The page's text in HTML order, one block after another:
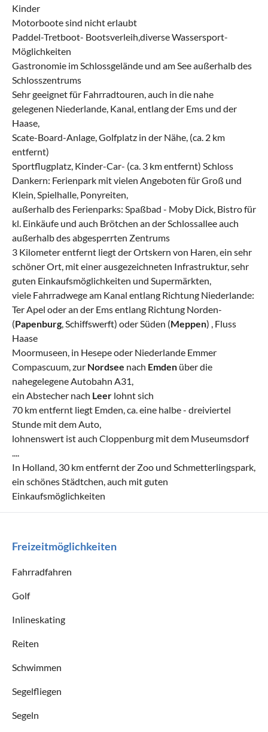
Kinder
Motorboote sind nicht erlaubt
Paddel-Tretboot- Bootsverleih,diverse Wassersport-
Möglichkeiten
Gastronomie im Schlossgelände und am See außerhalb des
Schlosszentrums
Sehr geeignet für Fahrradtouren, auch in die nahe
gelegenen Niederlande, Kanal, entlang der Ems und der
Haase,
Scate-Board-Anlage, Golfplatz in der Nähe, (ca. 2 km
entfernt)
Sportflugplatz, Kinder-Car- (ca. 3 km entfernt) Schloss
Dankern: Ferienpark mit vielen Angeboten für Groß und
Klein, Spielhalle, Ponyreiten,
außerhalb des Ferienparks: Spaßbad - Moby Dick, Bistro für
kl. Einkäufe und auch Brötchen an der Schlossallee auch
außerhalb des abgesperrten Zentrums
3 Kilometer entfernt liegt der Ortskern von Haren, ein sehr
schöner Ort, mit einer ausgezeichneten Infrastruktur, sehr
guten Einkaufsmöglichkeiten und Supermärkten,
viele Fahrradwege am Kanal entlang Richtung Niederlande:
Ter Apel oder an der Ems entlang Richtung Norden-
(Papenburg , Schiffswerft) oder Süden (Meppen) , Fluss
Haase
Moormuseen, in Hesepe oder Niederlande Emmer
Compascuum, zur Nordsee nach Emden über die
nahegelegene Autobahn A31,
ein Abstecher nach Leer lohnt sich
70 km entfernt liegt Emden, ca. eine halbe - dreiviertel
Stunde mit dem Auto,
lohnenswert ist auch Cloppenburg mit dem Museumsdorf
In Holland, 30 km entfernt der Zoo und Schmetterlingspark,
ein schönes Städtchen, auch mit guten
Einkaufsmöglichkeiten
Freizeitmöglichkeiten
Fahrradfahren
Golf
Inlineskating
Reiten
Schwimmen
Segelfliegen
Segeln